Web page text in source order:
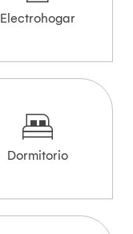
Electrohogar
Dormitorio